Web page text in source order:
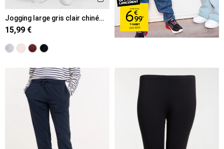
Jogging large gris clair chiné
femme
15,99 €